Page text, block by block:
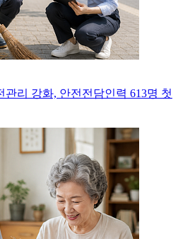
관리 강화, 안전전담인력 613명 첫